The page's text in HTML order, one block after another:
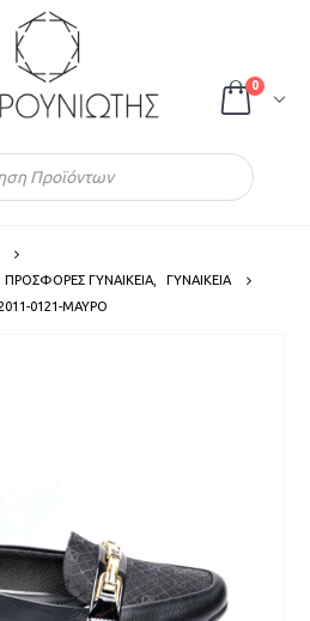
0
ΠΡΟΣΦΟΡΕΣ ΓΥΝΑΙΚΕΙΑ
ΓΥΝΑΙΚΕΙΑ
2011-0121-ΜΑΥΡΟ